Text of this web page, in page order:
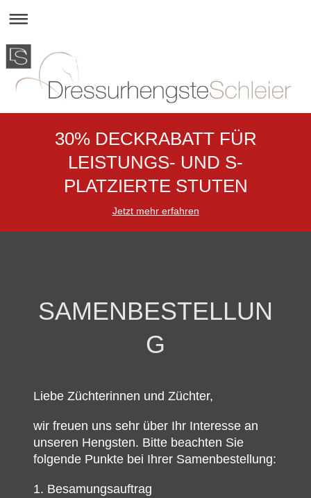
30% DECKRABATT FÜR
LEISTUNGS- UND S-
PLATZIERTE STUTEN
Jetzt mehr erfahren
SAMENBESTELLUN
G
Liebe Züchterinnen und Züchter,
wir freuen uns sehr über Ihr Interesse an
unseren Hengsten. Bitte beachten Sie
folgende Punkte bei Ihrer Samenbestellung:
1. Besamungsauftrag